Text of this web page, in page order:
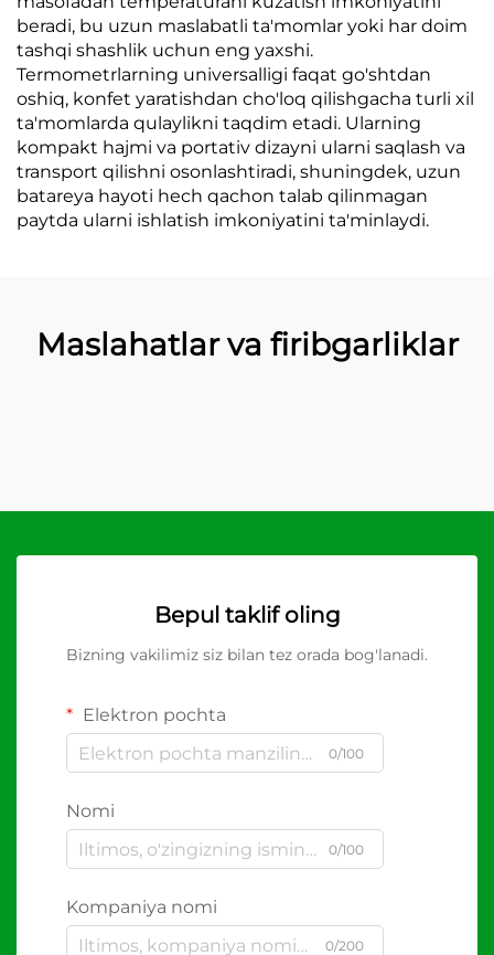
beradi, bu uzun maslabatli ta'momlar yoki har doim
tashqi shashlik uchun eng yaxshi.
Termometrlarning universalligi faqat go'shtdan
oshiq, konfet yaratishdan cho'loq qilishgacha turli xil
ta'momlarda qulaylikni taqdim etadi. Ularning
kompakt hajmi va portativ dizayni ularni saqlash va
transport qilishni osonlashtiradi, shuningdek, uzun
batareya hayoti hech qachon talab qilinmagan
paytda ularni ishlatish imkoniyatini ta'minlaydi.
Maslahatlar va firibgarliklar
Bepul taklif oling
Bizning vakilimiz siz bilan tez orada bog'lanadi.
Elektron pochta
0/100
Nomi
0/100
Kompaniya nomi
0/200